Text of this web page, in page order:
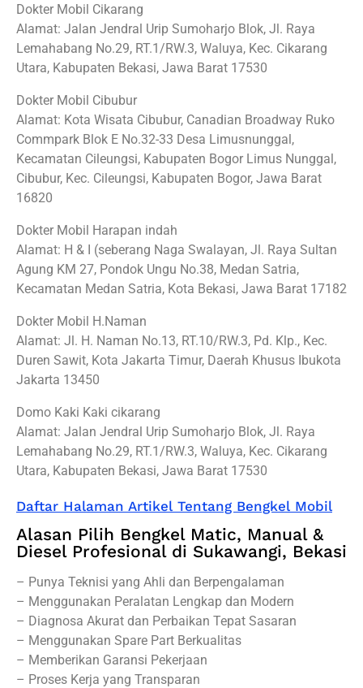
Dokter Mobil Cikarang
Alamat: Jalan Jendral Urip Sumoharjo Blok, Jl. Raya
Lemahabang No.29, RT.1/RW.3, Waluya, Kec. Cikarang
Utara, Kabupaten Bekasi, Jawa Barat 17530
Dokter Mobil Cibubur
Alamat: Kota Wisata Cibubur, Canadian Broadway Ruko
Commpark Blok E No.32-33 Desa Limusnunggal,
Kecamatan Cileungsi, Kabupaten Bogor Limus Nunggal,
Cibubur, Kec. Cileungsi, Kabupaten Bogor, Jawa Barat
16820
Dokter Mobil Harapan indah
Alamat: H & I (seberang Naga Swalayan, Jl. Raya Sultan
Agung KM 27, Pondok Ungu No.38, Medan Satria,
Kecamatan Medan Satria, Kota Bekasi, Jawa Barat 17182
Dokter Mobil H.Naman
Alamat: Jl. H. Naman No.13, RT.10/RW.3, Pd. Klp., Kec.
Duren Sawit, Kota Jakarta Timur, Daerah Khusus Ibukota
Jakarta 13450
Domo Kaki Kaki cikarang
Alamat: Jalan Jendral Urip Sumoharjo Blok, Jl. Raya
Lemahabang No.29, RT.1/RW.3, Waluya, Kec. Cikarang
Utara, Kabupaten Bekasi, Jawa Barat 17530
Daftar Halaman Artikel Tentang Bengkel Mobil
Alasan Pilih Bengkel Matic, Manual &
Diesel Profesional di Sukawangi, Bekasi
– Punya Teknisi yang Ahli dan Berpengalaman
– Menggunakan Peralatan Lengkap dan Modern
– Diagnosa Akurat dan Perbaikan Tepat Sasaran
– Menggunakan Spare Part Berkualitas
– Memberikan Garansi Pekerjaan
– Proses Kerja yang Transparan